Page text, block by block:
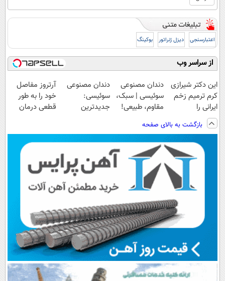
اعتبارسنجی دیزل ژنراتور بوکینگ
از سراسر وب
این دکتر شیرازی
کرم ترمیم زخم
ایرانی را
ساخت!!!
دندان مصنوعی
سوئیسی | سبک،
مقاوم، طبیعی!
رایگان+پرداخت
اقساطی😍
دندان مصنوعی
سوئیسی:
جدیدترین
پرداخت قسطی
آرتروز مفاصل
خود را به طور
قطعی درمان
بازگشت به بالای صفحه